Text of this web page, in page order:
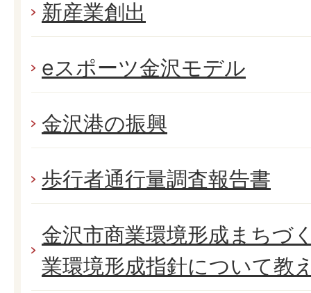
新産業創出
eスポーツ金沢モデル
金沢港の振興
歩行者通行量調査報告書
金沢市商業環境形成まちづ
業環境形成指針について教